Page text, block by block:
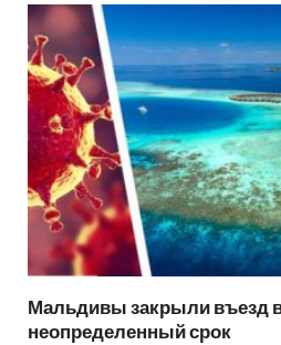
Мальдивы закрыли въезд
неопределенный срок